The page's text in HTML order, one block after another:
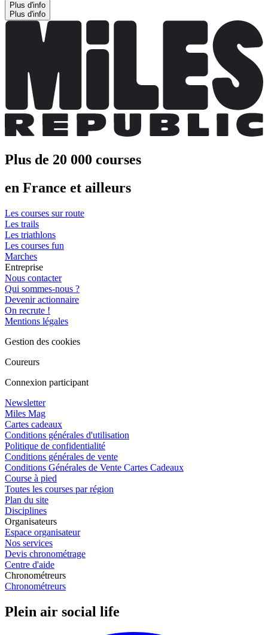
Plus d'info
Plus d'info
Plus de 20 000 courses
en France et ailleurs
Les courses sur route
Les trails
Les triathlons
Les courses fun
Marches
Entreprise
Nous contacter
Qui sommes-nous ?
Devenir actionnaire
On recrute !
Mentions légales
Gestion des cookies
Coureurs
Connexion participant
Newsletter
Miles Mag
Cartes cadeaux
Conditions générales d'utilisation
Politique de confidentialité
Conditions générales de vente
Conditions Générales de Vente Cartes Cadeaux
Course à pied
Toutes les courses par région
Plan du site
Disciplines
Organisateurs
Espace organisateur
Nos services
Devis chronométrage
Centre d'aide
Chronométreurs
Chronométreurs
Plein air social life